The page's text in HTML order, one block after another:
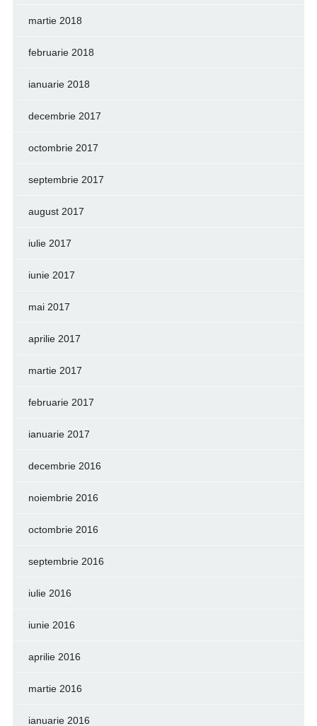
martie 2018
februarie 2018
ianuarie 2018
decembrie 2017
octombrie 2017
septembrie 2017
august 2017
iulie 2017
iunie 2017
mai 2017
aprilie 2017
martie 2017
februarie 2017
ianuarie 2017
decembrie 2016
noiembrie 2016
octombrie 2016
septembrie 2016
iulie 2016
iunie 2016
aprilie 2016
martie 2016
ianuarie 2016